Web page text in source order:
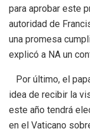
para aprobar este
autoridad de
una promesa
explicó a NA un
Por último, el
idea de recibir la
este año tendrá
en el Vaticano